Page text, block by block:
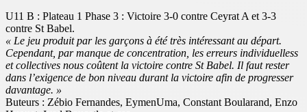
U11 B : Plateau 1 Phase 3 : Victoire 3-0 contre Ceyrat A et 3-3
contre St Babel.
« Le jeu produit par les garçons à été très intéressant au départ.
Cependant, par manque de concentration, les erreurs individuelless
et collectives nous coûtent la victoire contre St Babel. Il faut rester
dans l’exigence de bon niveau durant la victoire afin de progresser
davantage. »
Buteurs : Zébio Fernandes, EymenUma, Constant Boularand, Enzo